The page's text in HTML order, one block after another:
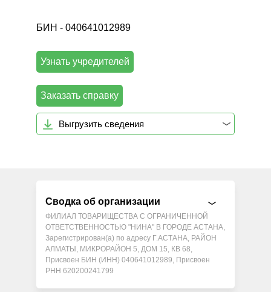
БИН - 040641012989
Узнать учредителей
Заказать справку
Выгрузить сведения
Сводка об организации
ФИЛИАЛ ТОВАРИЩЕСТВА С ОГРАНИЧЕННОЙ
ОТВЕТСТВЕННОСТЬЮ "НИНА" В ГОРОДЕ АСТАНА,
Зарегистрирован(а) по адресу Г.АСТАНА, РАЙОН
АЛМАТЫ, МИКРОРАЙОН 5, ДОМ 15, КВ 68,
Присвоен БИН (ИНН) 040641012989, Присвоен
РНН 620200241799